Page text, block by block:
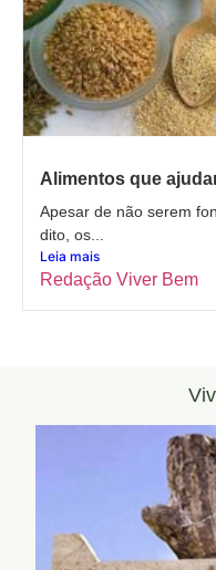
Alimentos que
Apesar de não serem
dito, os...
Leia mais
Redação Viver Bem